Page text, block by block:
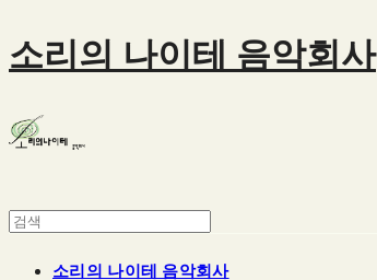
소리의 나이테 음악회사
소리의 나이테 음악회사